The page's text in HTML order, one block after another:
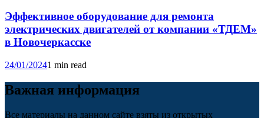
Эффективное оборудование для ремонта
электрических двигателей от компании «ТДЕМ»
в Новочеркасске
24/01/20241 min read
Важная информация
Все материалы на данном сайте взяты из открытых